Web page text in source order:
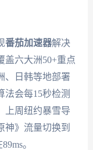
番茄加速器解决
盖六大洲50+重点
、日韩等地部署
法会每15秒检测
上周纽约暴雪导
神》流量切换到
。